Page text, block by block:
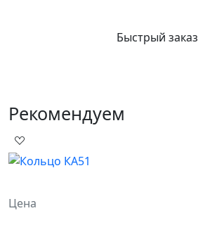
Быстрый заказ
Рекомендуем
Цена